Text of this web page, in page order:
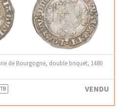
de Bourgogne, double briquet, 1480
VENDU